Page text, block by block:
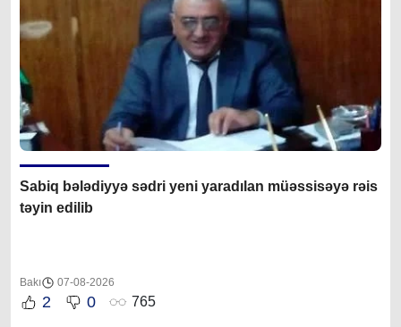
Sabiq bələdiyyə sədri yeni yaradılan müəssisəyə rəis
təyin edilib
Bakı 07-08-2026
2 0 765